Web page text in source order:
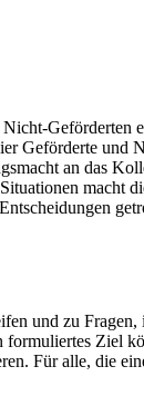
Geförderte
an das
und zu
Ziel
Für alle, die